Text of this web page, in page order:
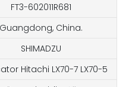
FT3-602011R681
Guangdong, China.
SHIMADZU
Hitachi LX70-7 LX70-5